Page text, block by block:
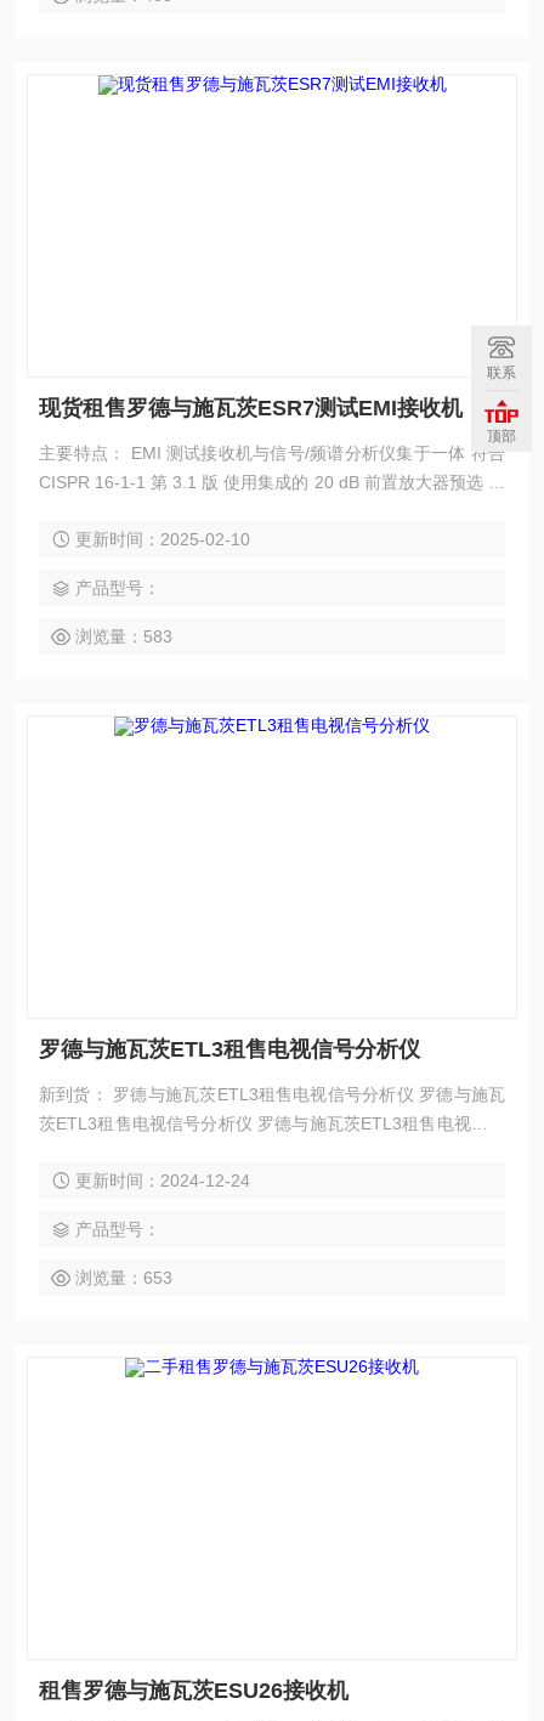
现货租售罗德与施瓦茨ESR7测试EMI接收机
主要特点： EMI 测试接收机与信号/频谱分析仪集于一体 符合
CISPR 16-1-1 第 3.1 版 使用集成的 20 dB 前置放大器预选 分
长（MIL STD-461、DO-160） 超快速时域扫描（选项）或传
便详细调查干扰（选项） 高分辨率的时域显示
更新时间：2025-02-10
产品型号：
浏览量：583
罗德与施瓦茨ETL3租售电视信号分析仪
新到货： 罗德与施瓦茨ETL3租售电视信号分析仪 罗德与施瓦
茨ETL3租售电视信号分析仪 罗德与施瓦茨ETL3租售电视信号
更新时间：2024-12-24
产品型号：
浏览量：653
租售罗德与施瓦茨ESU26接收机
联系
顶部